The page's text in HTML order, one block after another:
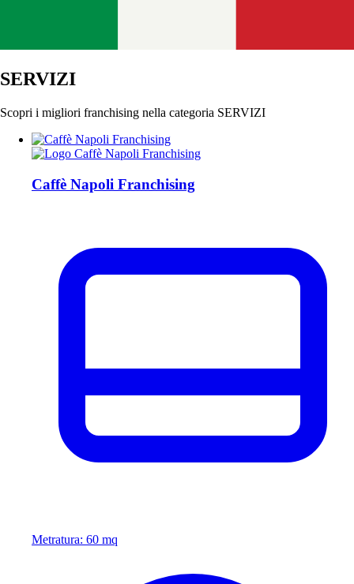
SERVIZI
Scopri i migliori franchising nella categoria SERVIZI
Caffè Napoli Franchising
Metratura: 60 mq